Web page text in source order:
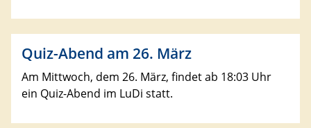
Quiz-Abend am 26. März
Am Mittwoch, dem 26. März, findet ab 18:03 Uhr
ein Quiz-Abend im LuDi statt.